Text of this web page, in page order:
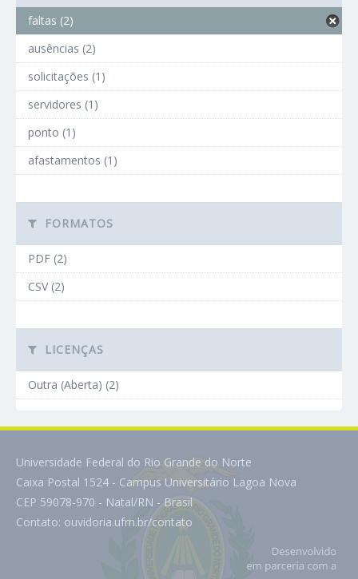
faltas (2)
ausências (2)
solicitações (1)
servidores (1)
ponto (1)
afastamentos (1)
FORMATOS
PDF (2)
CSV (2)
LICENÇAS
Outra (Aberta) (2)
Universidade Federal do Rio Grande do Norte
Caixa Postal 1524 - Campus Universitário Lagoa Nova
CEP 59078-970 - Natal/RN - Brasil
Contato: ouvidoria.ufrn.br/contato